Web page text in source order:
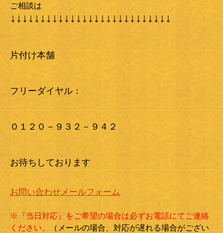
ご相談は
↓↓↓↓↓↓↓↓↓↓↓↓↓↓↓↓↓↓↓↓↓↓↓↓↓↓↓
片付け本舗
フリーダイヤル：
０１２０－９３２－９４２
お待ちしております
お問い合わせメールフォーム
※『当日対応』をご希望の場合は必ずお電話にてご連絡
ください。
（メールの場合、対応が遅れる場合がござい